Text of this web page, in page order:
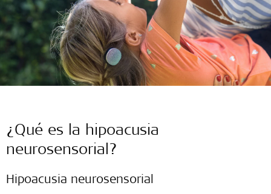
¿Qué es la hipoacusia
neurosensorial?
Hipoacusia neurosensorial